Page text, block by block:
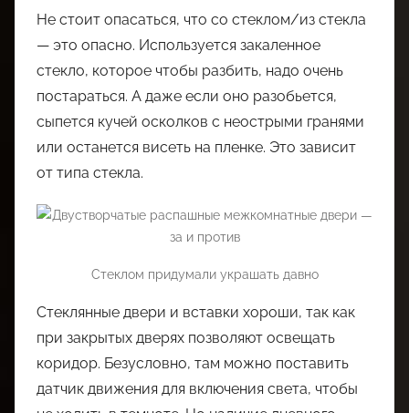
Не стоит опасаться, что со стеклом/из стекла
— это опасно. Используется закаленное
стекло, которое чтобы разбить, надо очень
постараться. А даже если оно разобьется,
сыпется кучей осколков с неострыми гранями
или останется висеть на пленке. Это зависит
от типа стекла.
Стеклом придумали украшать давно
Стеклянные двери и вставки хороши, так как
при закрытых дверях позволяют освещать
коридор. Безусловно, там можно поставить
датчик движения для включения света, чтобы